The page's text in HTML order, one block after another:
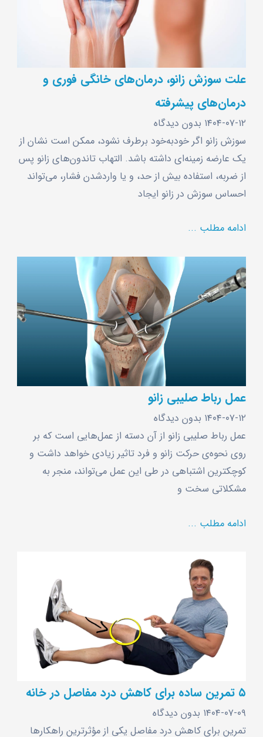
علت سوزش زانو، درمان‌های خانگی فوری و
درمان‌های پیشرفته
۱۴۰۴-۰۷-۱۲ بدون دیدگاه
سوزش زانو اگر خودبه‌خود برطرف نشود، ممکن است نشان از
یک عارضه زمینه‌ای داشته باشد. التهاب تاندون‌های زانو پس
از ضربه، استفاده بیش از حد، و یا واردشدن فشار، می‌تواند
احساس سوزش در زانو ایجاد
ادامه مطلب ...
عمل رباط صلیبی زانو
۱۴۰۴-۰۷-۱۲ بدون دیدگاه
عمل رباط صلیبی زانو از آن دسته از عمل‌هایی است که بر
روی نحوه‌ی حرکت زانو و فرد تاثیر زیادی خواهد داشت و
کوچکترین اشتباهی در طی این عمل می‌تواند، منجر به
مشکلاتی سخت و
ادامه مطلب ...
۵ تمرین ساده برای کاهش درد مفاصل در خانه
۱۴۰۴-۰۷-۰۹ بدون دیدگاه
تمرین برای کاهش درد مفاصل یکی از مؤثرترین راهکارها